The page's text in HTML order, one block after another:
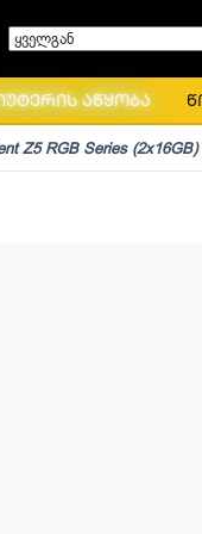
ყველგან
აწყობა
Z5 RGB Series (2x16GB)